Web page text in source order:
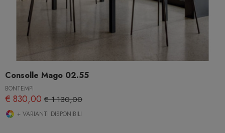
Consolle Mago 02.55
BONTEMPI
€ 830,00 € 1.130,00
+ VARIANTI DISPONIBILI